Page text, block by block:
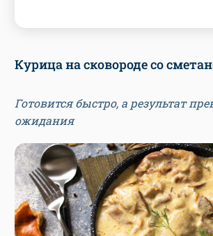
Курица на сковороде со
Готовится быстро, а результат
ожидания